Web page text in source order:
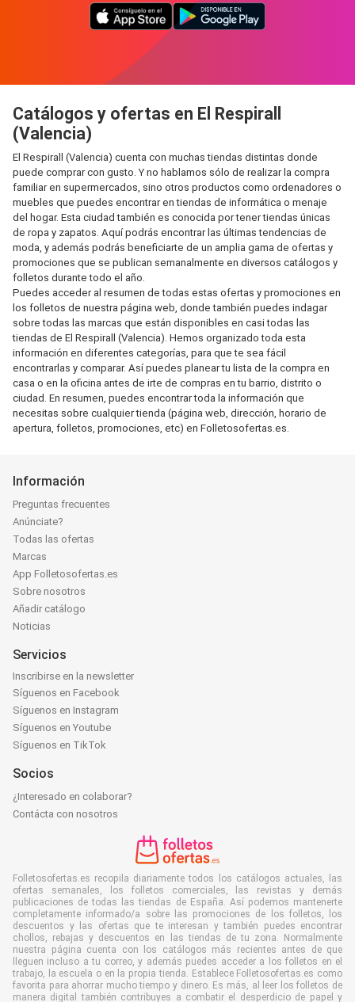
Catálogos y ofertas en El Respirall
(Valencia)
El Respirall (Valencia) cuenta con muchas tiendas distintas donde
puede comprar con gusto. Y no hablamos sólo de realizar la compra
familiar en supermercados, sino otros productos como ordenadores o
muebles que puedes encontrar en tiendas de informática o menaje
del hogar. Esta ciudad también es conocida por tener tiendas únicas
de ropa y zapatos. Aquí podrás encontrar las últimas tendencias de
moda, y además podrás beneficiarte de un amplia gama de ofertas y
promociones que se publican semanalmente en diversos catálogos y
folletos durante todo el año.
Puedes acceder al resumen de todas estas ofertas y promociones en
los folletos de nuestra página web, donde también puedes indagar
sobre todas las marcas que están disponibles en casi todas las
tiendas de El Respirall (Valencia). Hemos organizado toda esta
información en diferentes categorías, para que te sea fácil
encontrarlas y comparar. Así puedes planear tu lista de la compra en
casa o en la oficina antes de irte de compras en tu barrio, distrito o
ciudad. En resumen, puedes encontrar toda la información que
necesitas sobre cualquier tienda (página web, dirección, horario de
apertura, folletos, promociones, etc) en Folletosofertas.es.
Información
Preguntas frecuentes
Anúnciate?
Todas las ofertas
Marcas
App Folletosofertas.es
Sobre nosotros
Añadir catálogo
Noticias
Servicios
Inscribirse en la newsletter
Síguenos en Facebook
Síguenos en Instagram
Síguenos en Youtube
Síguenos en TikTok
Socios
¿Interesado en colaborar?
Contácta con nosotros
Folletosofertas.es recopila diariamente todos los catálogos actuales, las
ofertas semanales, los folletos comerciales, las revistas y demás
publicaciones de todas las tiendas de España. Así podemos mantenerte
completamente informado/a sobre las promociones de los folletos, los
descuentos y las ofertas que te interesan y también puedes encontrar
chollos, rebajas y descuentos en las tiendas de tu zona. Normalmente
nuestra página cuenta con los catálogos más recientes antes de que
lleguen incluso a tu correo, y además puedes acceder a los folletos en el
trabajo, la escuela o en la propia tienda. Establece Folletosofertas.es como
favorita para ahorrar mucho tiempo y dinero. Es más, al leer los folletos de
manera digital también contribuyes a combatir el desperdicio de papel y